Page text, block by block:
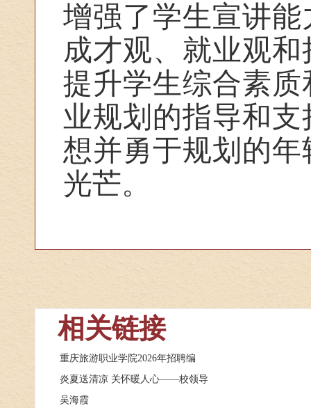
增强了学生宣讲
成才观、就业观
提升学生综合素
业规划的指导和
想并勇于规划的
光芒。
相关链接
重庆旅游职业学院2026年招聘编
炎夏送清凉 关怀暖人心——校领导
吴海霞